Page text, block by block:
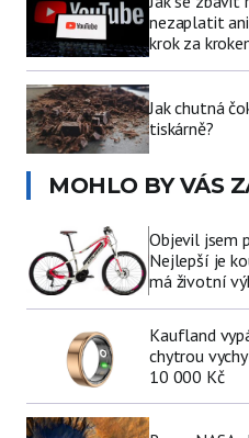
nezaplatit ani
krok za
Jak chutná
tiskárně?
MOHLO BY VÁS
Objevil jsem
Nejlepší je
má životní
Kaufland
chytrou
10 000 Kč